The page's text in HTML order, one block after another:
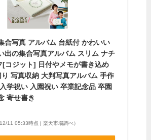
合写真 アルバム 台紙付 かわいい
出の集合写真アルバム スリム ナチ
[コジット] 日付やメモが書き込め
写真収納 大判写真アルバム 手作
学祝い 入園祝い 卒業記念品 卒園
寄せ書き
11 05:33時点 | 楽天市場調べ）